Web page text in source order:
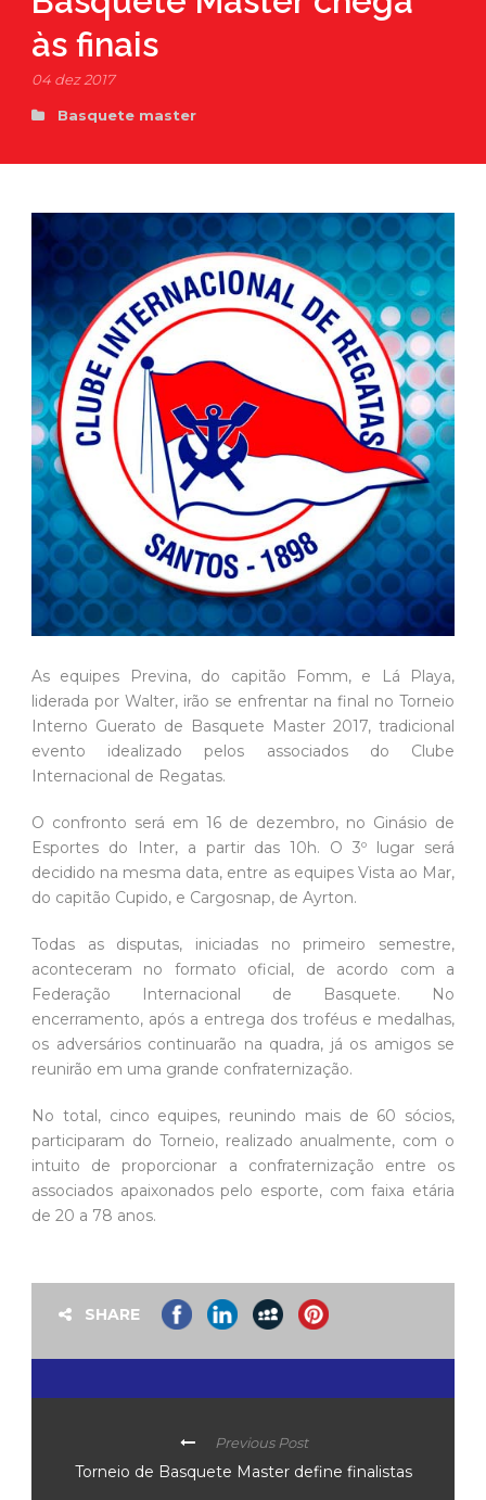
às finais
04 dez 2017
Basquete master
As equipes Previna, do capitão Fomm, e Lá Playa,
liderada por Walter, irão se enfrentar na final no Torneio
Interno Guerato de Basquete Master 2017, tradicional
evento idealizado pelos associados do Clube
Internacional de Regatas.
O confronto será em 16 de dezembro, no Ginásio de
Esportes do Inter, a partir das 10h. O 3º lugar será
decidido na mesma data, entre as equipes Vista ao Mar,
do capitão Cupido, e Cargosnap, de Ayrton.
Todas as disputas, iniciadas no primeiro semestre,
aconteceram no formato oficial, de acordo com a
Federação Internacional de Basquete. No
encerramento, após a entrega dos troféus e medalhas,
os adversários continuarão na quadra, já os amigos se
reunirão em uma grande confraternização.
No total, cinco equipes, reunindo mais de 60 sócios,
participaram do Torneio, realizado anualmente, com o
intuito de proporcionar a confraternização entre os
associados apaixonados pelo esporte, com faixa etária
de 20 a 78 anos.
SHARE
Previous Post
Torneio de Basquete Master define finalistas